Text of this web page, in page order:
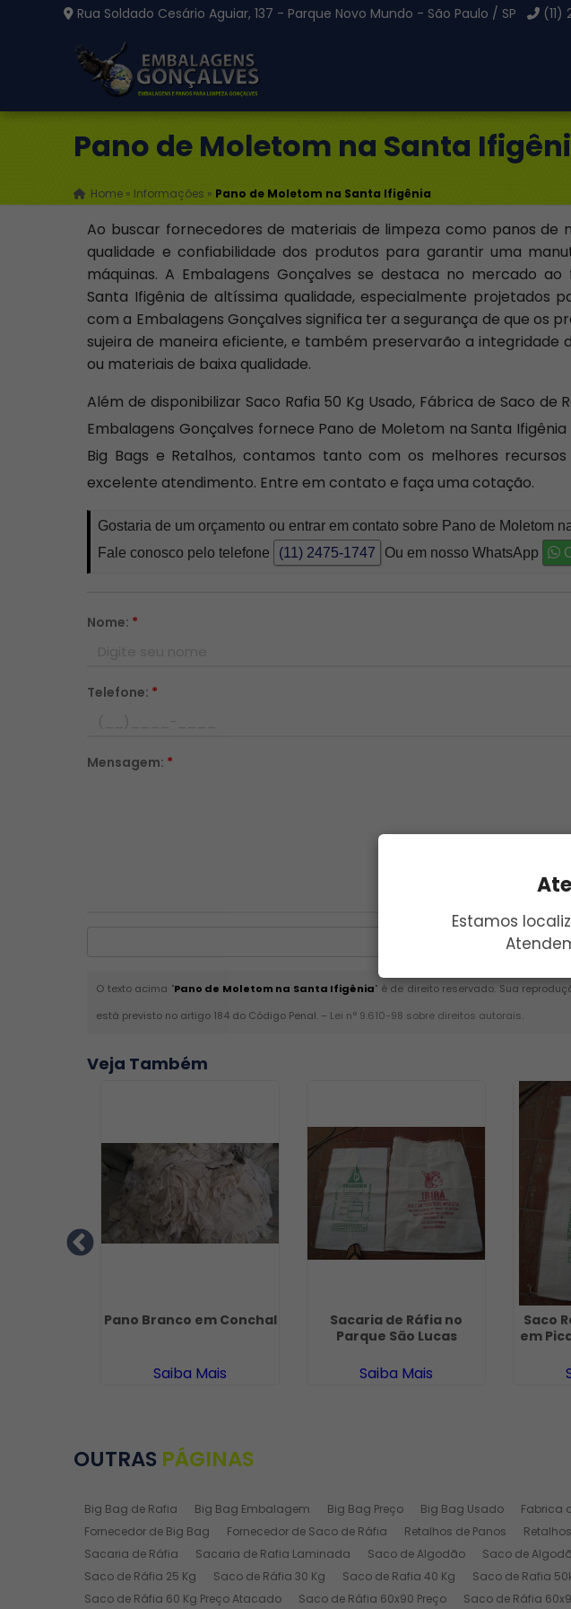
Estamos
Rua Soldado Cesário Aguiar, 137 - Parque Novo Mundo - São Paulo / SP
Pano de Moletom na Santa
Home » Informações » Pano de Moletom na Santa Ifigênia
Ao buscar fornecedores de materiais de limpeza como panos de
qualidade e confiabilidade dos produtos para garantir uma
máquinas. A Embalagens Gonçalves se destaca no mercado
Santa Ifigênia de altíssima qualidade, especialmente projetados
com a Embalagens Gonçalves significa ter a segurança de que os
sujeira de maneira eficiente, e também preservarão a integridade
ou materiais de baixa qualidade.
Além de disponibilizar Saco Rafia 50 Kg Usado, Fábrica de Saco de
Embalagens Gonçalves fornece Pano de Moletom na Santa
Big Bags e Retalhos, contamos tanto com os melhores
excelente atendimento. Entre em contato e faça uma cotação.
Gostaria de um orçamento ou entrar em contato sobre Pano de Moletom
Fale conosco pelo telefone
(11) 2475-1747 Ou em nosso WhatsApp
Nome: *
Telefone: *
Mensagem: *
O texto acima "Pano de Moletom na Santa Ifigênia" é de direito reservado. Sua
está previsto no artigo 184 do Código Penal. – Lei n° 9.610-98 sobre direitos autorais.
Veja Também
Pano Branco em Conchal
Saiba Mais
Sacaria de Ráfia no
Parque São Lucas
Saiba Mais
Saco
em
OUTRAS PÁGINAS
Big Bag de Rafia Big Bag Embalagem Big Bag Preço Big Bag Usado Fabrica
Fornecedor de Big Bag
Fornecedor de Saco de Ráfia Retalhos de Panos
Sacaria de Ráfia
Sacaria de Rafia Laminada Saco de Algodão Saco de
Saco de Ráfia 25 Kg
Saco de Ráfia 30 Kg Saco de Rafia 40 Kg Saco de Rafia
Saco de Ráfia 60 Kg Preço Atacado
Saco de Ráfia 60x90 Preço Saco de Ráfia